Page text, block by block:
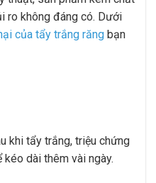
ro không đáng có. Dưới
của tẩy trắng răng bạn
khi tẩy trắng, triệu chứng
dài thêm vài ngày.